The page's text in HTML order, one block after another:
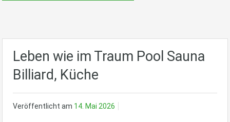
Leben wie im Traum Pool Sauna
Billiard, Küche
Veröffentlicht am 14. Mai 2026